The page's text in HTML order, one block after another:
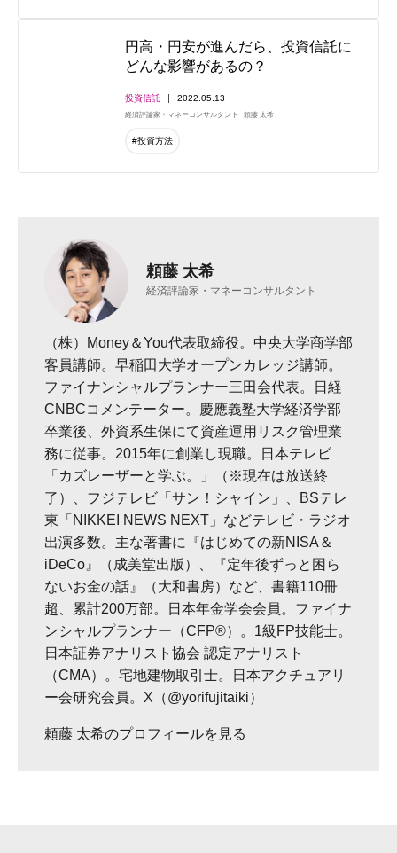
円高・円安が進んだら、投資信託に
どんな影響があるの？
投資信託 2022.05.13
経済評論家・マネーコンサルタント 頼藤 太希
#投資方法
頼藤 太希
経済評論家・マネーコンサルタント
（株）Money＆You代表取締役。中央大学商学部
客員講師。早稲田大学オープンカレッジ講師。
ファイナンシャルプランナー三田会代表。日経
CNBCコメンテーター。慶應義塾大学経済学部
卒業後、外資系生保にて資産運用リスク管理業
務に従事。2015年に創業し現職。日本テレビ
「カズレーザーと学ぶ。」（※現在は放送終
了）、フジテレビ「サン！シャイン」、BSテレ
東「NIKKEI NEWS NEXT」などテレビ・ラジオ
出演多数。主な著書に『はじめての新NISA＆
iDeCo』（成美堂出版）、『定年後ずっと困ら
ないお金の話』（大和書房）など、書籍110冊
超、累計200万部。日本年金学会会員。ファイナ
ンシャルプランナー（CFP®）。1級FP技能士。
日本証券アナリスト協会 認定アナリスト
（CMA）。宅地建物取引士。日本アクチュアリ
ー会研究会員。X（@yorifujitaiki）
頼藤 太希のプロフィールを見る